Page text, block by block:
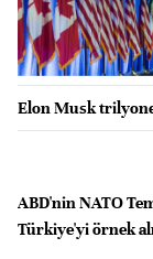
Elon Musk
ABD'nin NATO
Türkiye'yi örnek